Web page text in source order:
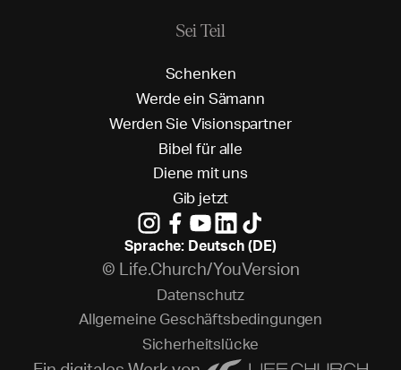
Sei Teil
Schenken
Werde ein Sämann
Werden Sie Visionspartner
Bibel für alle
Diene mit uns
Gib jetzt
Sprache: Deutsch (DE)
© Life.Church/YouVersion
Datenschutz
Allgemeine Geschäftsbedingungen
Sicherheitslücke